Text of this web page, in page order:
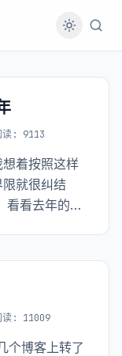
读: 9113
着按照这样
就很纠结
看看去年的读
读: 11009
个博客上转了